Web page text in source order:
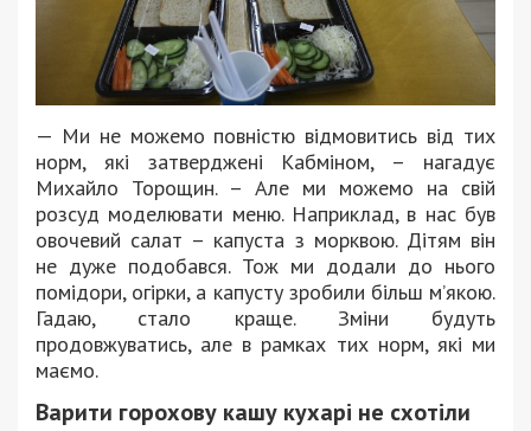
— Ми не можемо повністю відмовитись від тих
норм, які затверджені Кабміном, – нагадує
Михайло Торощин. – Але ми можемо на свій
розсуд моделювати меню. Наприклад, в нас був
овочевий салат – капуста з морквою. Дітям він
не дуже подобався. Тож ми додали до нього
помідори, огірки, а капусту зробили більш м’якою.
Гадаю, стало краще. Зміни будуть
продовжуватись, але в рамках тих норм, які ми
маємо.
Варити горохову кашу кухарі не схотіли